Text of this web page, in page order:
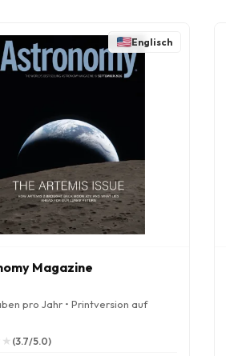
Englisch
Magazine
pro Jahr • Printversion auf
★
★ (3.7/5.0)